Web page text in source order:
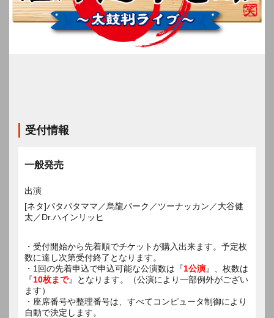
受付情報
一般発売
出演
[ネタ]パタパタママ／烏龍パーク／ツーナッカン／大谷健
太／Dr.ハインリッヒ
・受付開始から先着順でチケットが購入出来ます。予定枚
数に達し次第受付終了となります。
・1回の先着申込で申込可能な公演数は『1公演』、枚数は
『10枚まで』となります。（公演により一部例外がござい
ます）
・座席番号や整理番号は、すべてコンピュータ制御により
自動で決定します。